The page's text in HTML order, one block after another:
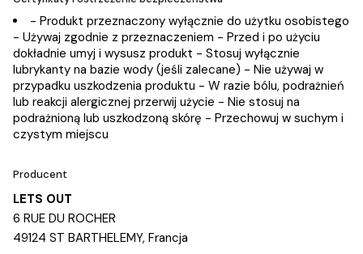
- Produkt przeznaczony wyłącznie do użytku osobistego
- Używaj zgodnie z przeznaczeniem - Przed i po użyciu
dokładnie umyj i wysusz produkt - Stosuj wyłącznie
lubrykanty na bazie wody (jeśli zalecane) - Nie używaj w
przypadku uszkodzenia produktu - W razie bólu, podrażnień
lub reakcji alergicznej przerwij użycie - Nie stosuj na
podrażnioną lub uszkodzoną skórę - Przechowuj w suchym i
czystym miejscu
Producent
LETS OUT
6 RUE DU ROCHER
49124 ST BARTHELEMY, Francja